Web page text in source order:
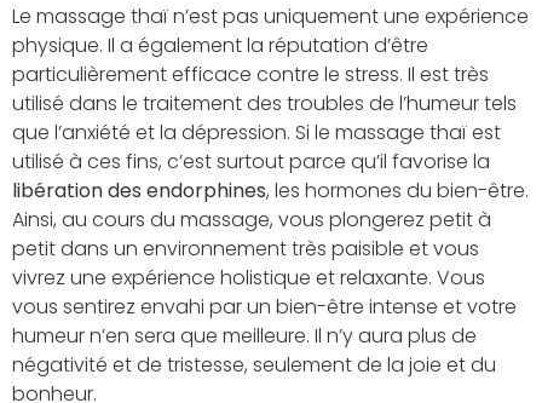
Le massage thaï n’est pas uniquement une expérience
physique. Il a également la réputation d’être
particulièrement efficace contre le stress. Il est très
utilisé dans le traitement des troubles de l’humeur tels
que l’anxiété et la dépression. Si le massage thaï est
utilisé à ces fins, c’est surtout parce qu’il favorise la
libération des endorphines, les hormones du bien-être.
Ainsi, au cours du massage, vous plongerez petit à
petit dans un environnement très paisible et vous
vivrez une expérience holistique et relaxante. Vous
vous sentirez envahi par un bien-être intense et votre
humeur n’en sera que meilleure. Il n’y aura plus de
négativité et de tristesse, seulement de la joie et du
bonheur.